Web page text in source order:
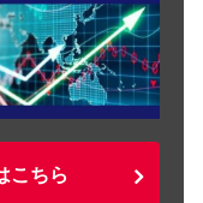
こちら